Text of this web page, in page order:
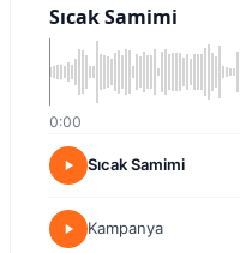
Sıcak Samimi
0:00
Sıcak Samimi
Kampanya